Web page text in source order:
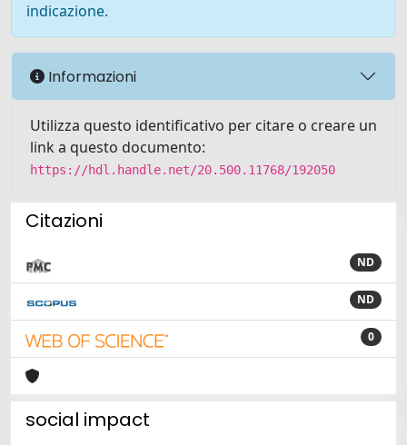
indicazione.
Informazioni
Utilizza questo identificativo per citare o creare un
link a questo documento:
https://hdl.handle.net/20.500.11768/192050
Citazioni
ND
ND
0
social impact